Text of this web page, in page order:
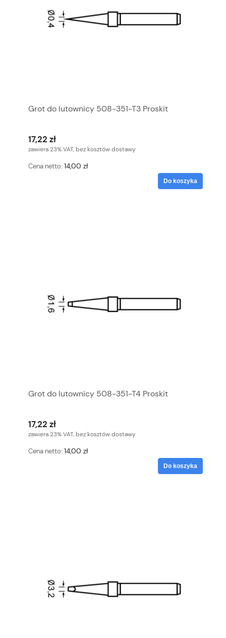
Grot do lutownicy 508-351-T3 Proskit
17,22 zł
zawiera 23% VAT, bez kosztów dostawy
Cena netto: 14,00 zł
Do koszyka
Grot do lutownicy 508-351-T4 Proskit
17,22 zł
zawiera 23% VAT, bez kosztów dostawy
Cena netto: 14,00 zł
Do koszyka